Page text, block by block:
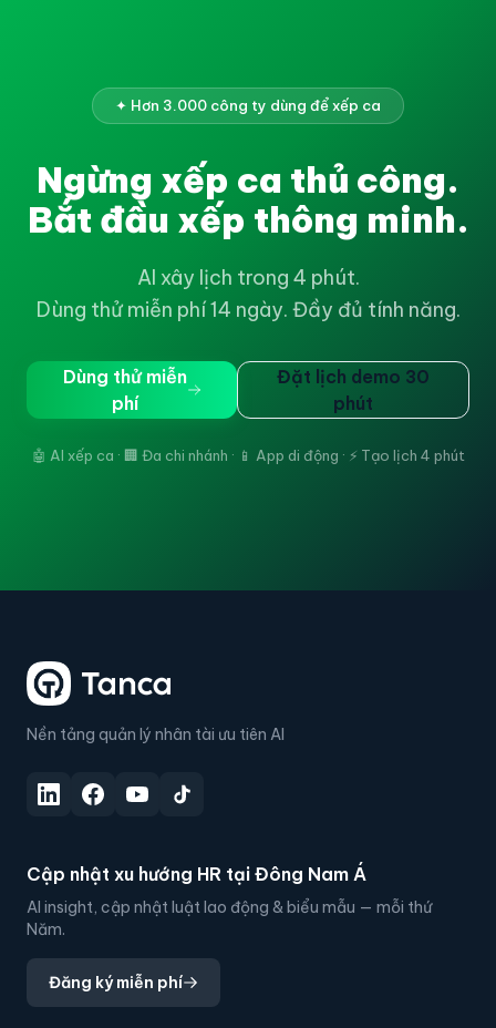
✦ Hơn 3.000 công ty dùng để xếp ca
Ngừng xếp ca thủ công.
Bắt đầu xếp thông minh.
AI xây lịch trong 4 phút.
Dùng thử miễn phí 14 ngày. Đầy đủ tính năng.
Dùng thử miễn
phí
Đặt lịch demo 30
phút
🤖 AI xếp ca · 🏢 Đa chi nhánh · 📱 App di động · ⚡ Tạo lịch 4 phút
Nền tảng quản lý nhân tài ưu tiên AI
Cập nhật xu hướng HR tại Đông Nam Á
AI insight, cập nhật luật lao động & biểu mẫu — mỗi thứ
Năm.
Đăng ký miễn phí